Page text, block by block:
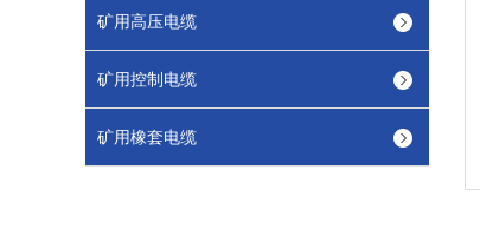
矿用高压电缆
矿用控制电缆
矿用橡套电缆